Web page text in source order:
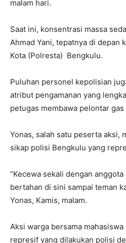
malam hari.
Saat ini, konsentrasi massa
Ahmad Yani, tepatnya di depan
Kota (Polresta) Bengkulu.
Puluhan personel kepolisian
atribut pengamanan yang
petugas membawa pelontar gas
Yonas, salah satu peserta aksi,
sikap polisi Bengkulu yang
“Kecewa sekali dengan
bertahan di sini sampai teman
Yonas, Kamis, malam.
Aksi warga bersama
represif yang dilakukan polisi